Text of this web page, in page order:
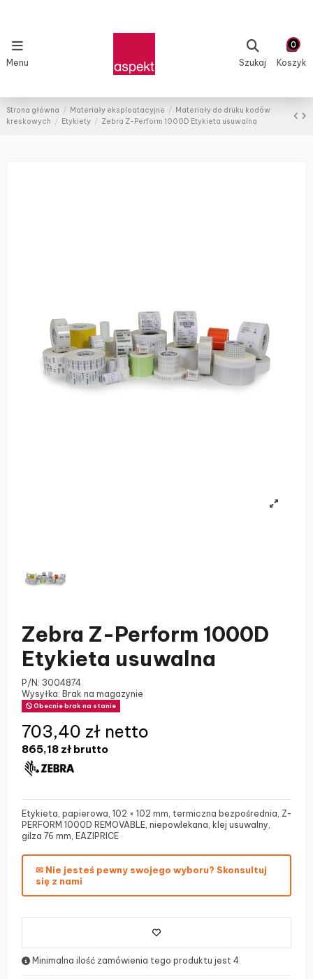
Menu Szukaj
0
Koszyk
Strona główna Materiały eksploatacyjne
Materiały do druku kodów
kreskowych
Etykiety Zebra Z-Perform 1000D Etykieta usuwalna
Zebra Z-Perform 1000D
Etykieta usuwalna
P/N: 3004874
Wysyłka: Brak na magazynie
Obecnie brak na stanie
865,18 zł brutto
703,40 zł netto
Etykieta, papierowa, 102 × 102 mm, termiczna bezpośrednia, Z-
PERFORM 1000D REMOVABLE, niepowlekana, klej usuwalny,
gilza 76 mm, EAZIPRICE
✉ Nie jesteś pewny swojego wyboru? Skonsultuj
się z nami
Minimalna ilość zamówienia tego produktu jest 4.